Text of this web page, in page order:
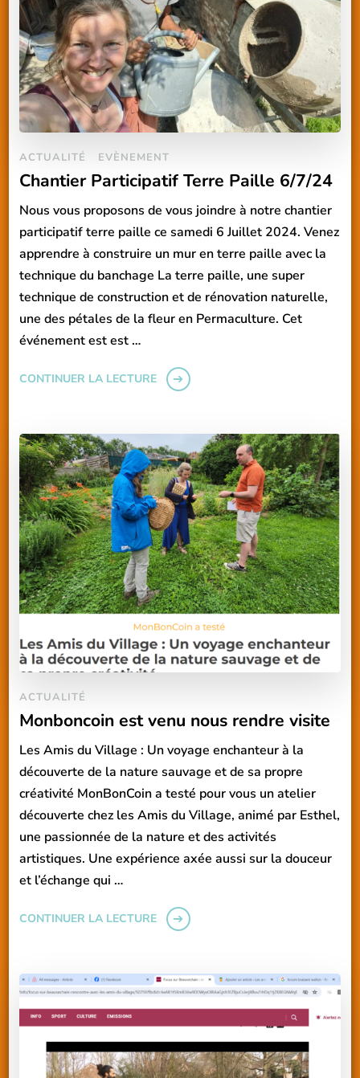
ACTUALITÉ EVÈNEMENT
Chantier Participatif Terre Paille 6/7/24
Nous vous proposons de vous joindre à notre chantier
participatif terre paille ce samedi 6 Juillet 2024. Venez
apprendre à construire un mur en terre paille avec la
technique du banchage La terre paille, une super
technique de construction et de rénovation naturelle,
une des pétales de la fleur en Permaculture. Cet
événement est est …
CONTINUER LA LECTURE
ACTUALITÉ
Monboncoin est venu nous rendre visite
Les Amis du Village : Un voyage enchanteur à la
découverte de la nature sauvage et de sa propre
créativité MonBonCoin a testé pour vous un atelier
découverte chez les Amis du Village, animé par Esthel,
une passionnée de la nature et des activités
artistiques. Une expérience axée aussi sur la douceur
et l’échange qui …
CONTINUER LA LECTURE